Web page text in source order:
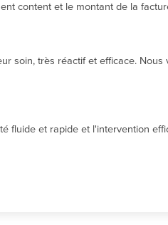
content et le montant de la
soin, très réactif et efficace.
fluide et rapide et l'intervention